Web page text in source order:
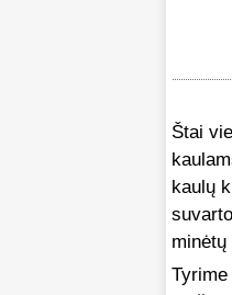
Štai
kaulų
minėtų